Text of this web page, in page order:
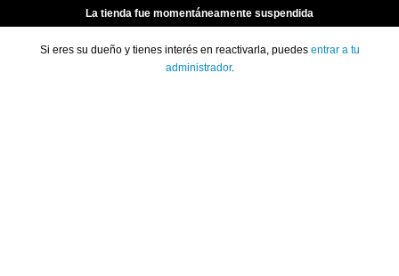
La tienda fue momentáneamente suspendida
Si eres su dueño y tienes interés en reactivarla, puedes entrar a tu
administrador.